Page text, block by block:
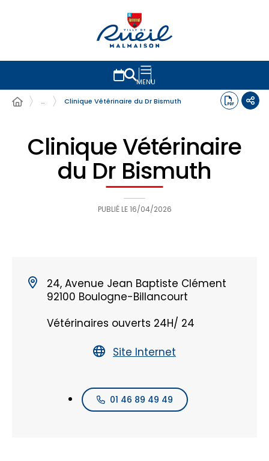
MENU
…
Clinique Vétérinaire du Dr Bismuth
Clinique Vétérinaire
du Dr Bismuth
PUBLIÉ LE 16/04/2026
24, Avenue Jean Baptiste Clément
92100 Boulogne-Billancourt
Vétérinaires ouverts 24H/ 24
Site Internet
01 46 89 49 49